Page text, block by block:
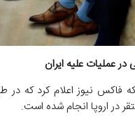
عملیات علیه ایران
فاکس نیوز اعلام کرد که
در اروپا انجام شده است.